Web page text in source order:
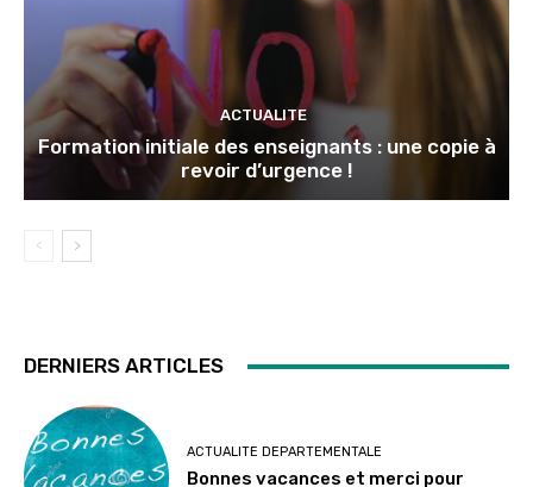
ACTUALITE
Formation initiale des enseignants : une copie à
revoir d’urgence !
DERNIERS ARTICLES
ACTUALITE DEPARTEMENTALE
Bonnes vacances et merci pour